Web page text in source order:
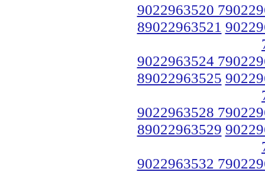
9022963520
89022963521
9022963524
89022963525
9022963528
89022963529
9022963532